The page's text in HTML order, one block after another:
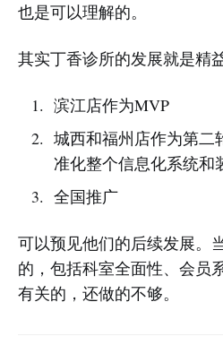
也是可以理解的。
其实丁香诊所的发展就是精
滨江店作为MVP
城西和福州店作为第二
准化整个信息化系统和
全国推广
可以预见他们的后续发展。
的，包括科室全面性、会员
有关的，还做的不够。